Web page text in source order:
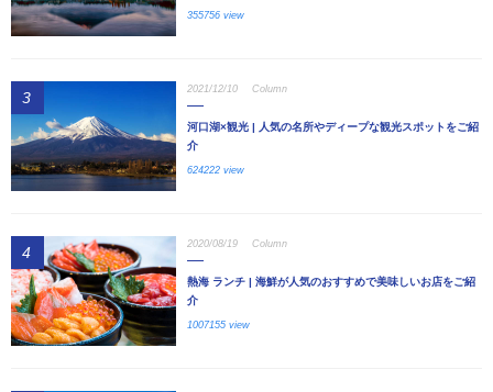
355756 view
3 2021/12/10 Column
河口湖×観光 | 人気の名所やディープな観光スポットをご紹
介
624222 view
4 2020/08/19 Column
熱海 ランチ | 海鮮が人気のおすすめで美味しいお店をご紹
介
1007155 view